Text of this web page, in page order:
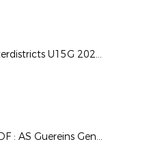
Coupe Interdistricts U15G 2024 - Groupe A
6e tour CDF : AS Guereins Genouilleux M. / Olympique Lyon Sud